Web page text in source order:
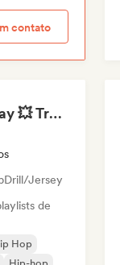
contato
Hip Hop Hooray 💥 Trap, Hype & Party Rap Bangers
Drill/Jersey
de
Hop